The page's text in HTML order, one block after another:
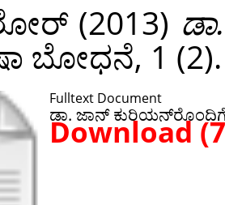
(2013)
ಬೋಧನೆ, 1 (2).
Fulltext Document
ಡಾ. ಜಾನ್
Download